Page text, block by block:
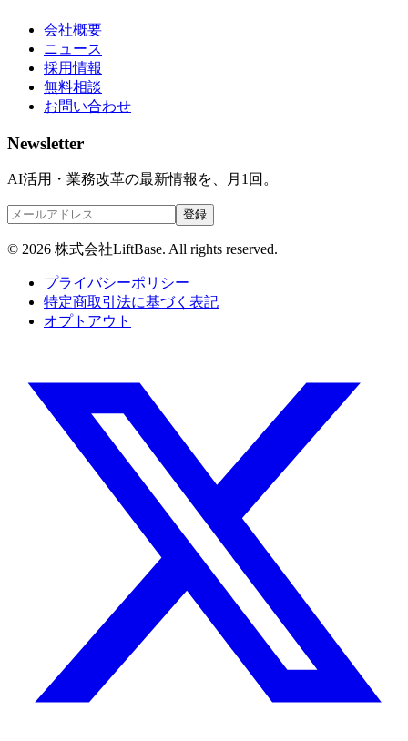
会社概要
ニュース
採用情報
無料相談
お問い合わせ
Newsletter
AI活用・業務改革の最新情報を、月1回。
登録
© 2026 株式会社LiftBase. All rights reserved.
プライバシーポリシー
特定商取引法に基づく表記
オプトアウト